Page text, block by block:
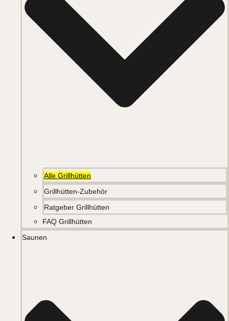
Alle Grillhütten
Grillhütten-Zubehör
Ratgeber Grillhütten
FAQ Grillhütten
Saunen